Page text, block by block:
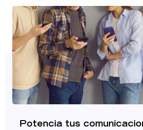
Potencia tus